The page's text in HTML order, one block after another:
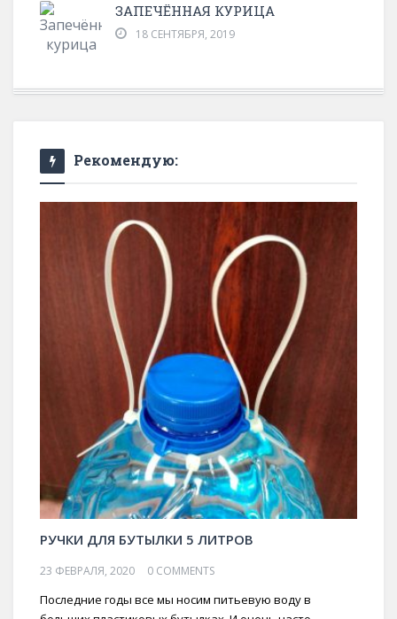
ЗАПЕЧЁННАЯ КУРИЦА
18 СЕНТЯБРЯ, 2019
Рекомендую:
РУЧКИ ДЛЯ БУТЫЛКИ 5 ЛИТРОВ
23 ФЕВРАЛЯ, 2020 0 COMMENTS
Последние годы все мы носим питьевую воду в